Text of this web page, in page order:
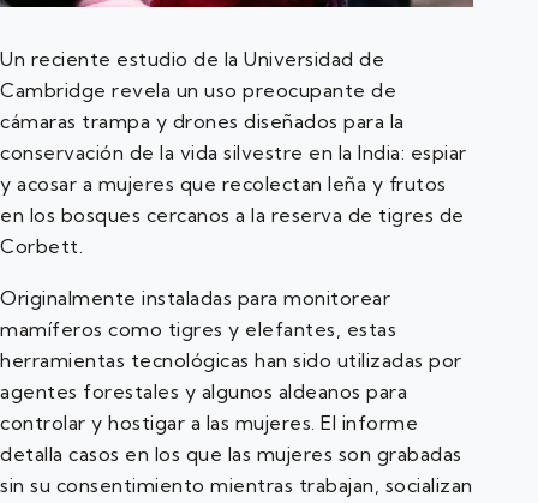
Un reciente estudio de la Universidad de
Cambridge revela un uso preocupante de
cámaras trampa y drones diseñados para la
conservación de la vida silvestre en la India: espiar
y acosar a mujeres que recolectan leña y frutos
en los bosques cercanos a la reserva de tigres de
Corbett.
Originalmente instaladas para monitorear
mamíferos como tigres y elefantes, estas
herramientas tecnológicas han sido utilizadas por
agentes forestales y algunos aldeanos para
controlar y hostigar a las mujeres. El informe
detalla casos en los que las mujeres son grabadas
sin su consentimiento mientras trabajan, socializan